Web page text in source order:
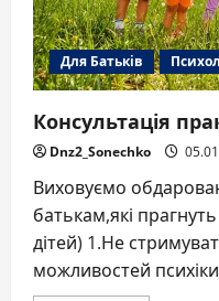
Для Батьків
Консультація
Dnz2_Sonechko
Виховуємо
батькам,які
дітей) 1.Не
можливостей